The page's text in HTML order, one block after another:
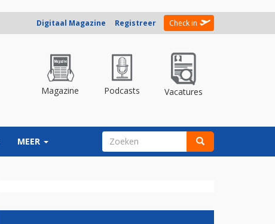
Digitaal Magazine Registreer Check in
Magazine Podcasts Vacatures
MEER ZOEKVELD